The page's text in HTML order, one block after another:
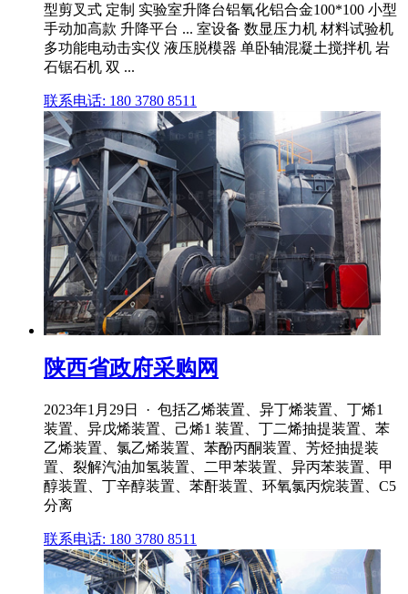
型剪叉式 定制 实验室升降台铝氧化铝合金100*100 小型
手动加高款 升降平台 ... 室设备 数显压力机 材料试验机
多功能电动击实仪 液压脱模器 单卧轴混凝土搅拌机 岩
石锯石机 双 ...
联系电话: 180 3780 8511
陕西省政府采购网
2023年1月29日 · 包括乙烯装置、异丁烯装置、丁烯1
装置、异戊烯装置、己烯1 装置、丁二烯抽提装置、苯
乙烯装置、氯乙烯装置、苯酚丙酮装置、芳烃抽提装
置、裂解汽油加氢装置、二甲苯装置、异丙苯装置、甲
醇装置、丁辛醇装置、苯酐装置、环氧氯丙烷装置、C5
分离
联系电话: 180 3780 8511